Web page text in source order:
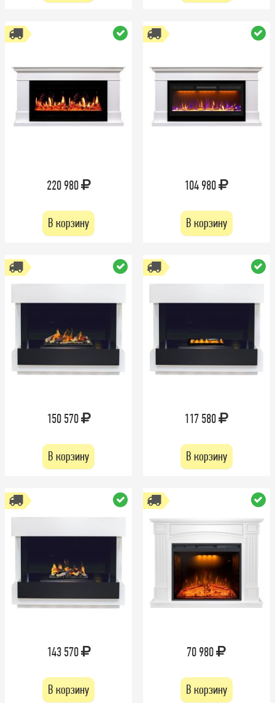
220 980
В корзину
104 980
В корзину
150 570
В корзину
117 580
В корзину
143 570
В корзину
70 980
В корзину